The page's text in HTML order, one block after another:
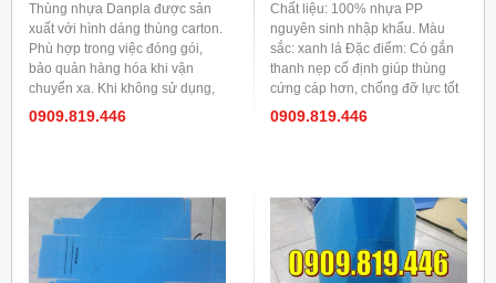
Thùng nhựa Danpla được sản
xuất với hình dáng thùng carton.
Phù hợp trong việc đóng gói,
bảo quản hàng hóa khi vận
chuyển xa. Khi không sử dụng,
có thể gấp gọn lại và cất, tiết
0909.819.446
Chất liệu: 100% nhựa PP
nguyên sinh nhập khẩu. Màu
sắc: xanh lá Đặc điểm: Có gắn
thanh nẹp cố định giúp thùng
cứng cáp hơn, chống đỡ lực tốt
hơn. Thùng nhựa đáy cố định
0909.819.446